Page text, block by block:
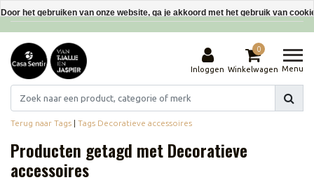
Interieurdecoraties van gerecyclede materialen
Inloggen
0
Winkelwagen Menu
Terug naar Tags | Tags Decoratieve accessoires
Producten getagd met Decoratieve
accessoires
Door het gebruiken van onze website, ga je akkoord met het gebruik van